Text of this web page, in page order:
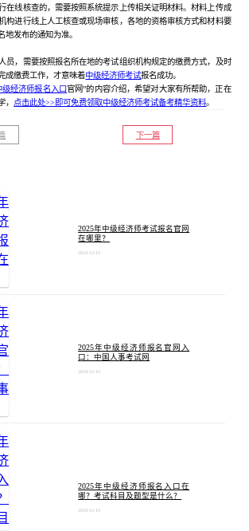
在线核查的，需要按照系统提示上传相关证明材料。材料上传成
构进行线上人工核查或现场审核，各地的资格审核方式和材料要
地发布的通知为准。
，需要按照报名所在地的考试组织机构规定的缴费方式，及时
成缴费工作，才意味着中级经济师考试报名成功。
级经济师报名入口官网”的内容介绍，希望对大家有所帮助，正在
， 点击此处>>即可免费领取中级经济师考试备考精华资料。
下一篇
2025年中级经济师考试报名官网
在哪里？
2024-12-10
2025年中级经济师报名官网入
口：中国人事考试网
2024-12-10
2025年中级经济师报名入口在
哪？考试科目及题型是什么？
2024-12-10